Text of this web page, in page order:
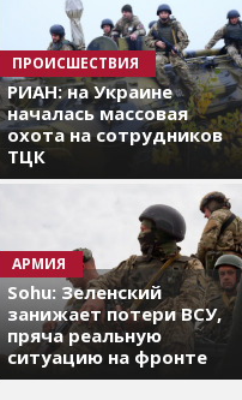
ПРОИСШЕСТВИЯ
РИАН: на Украине
началась массовая
охота на сотрудников
ТЦК
АРМИЯ
Sohu: Зеленский
занижает потери ВСУ,
пряча реальную
ситуацию на фронте